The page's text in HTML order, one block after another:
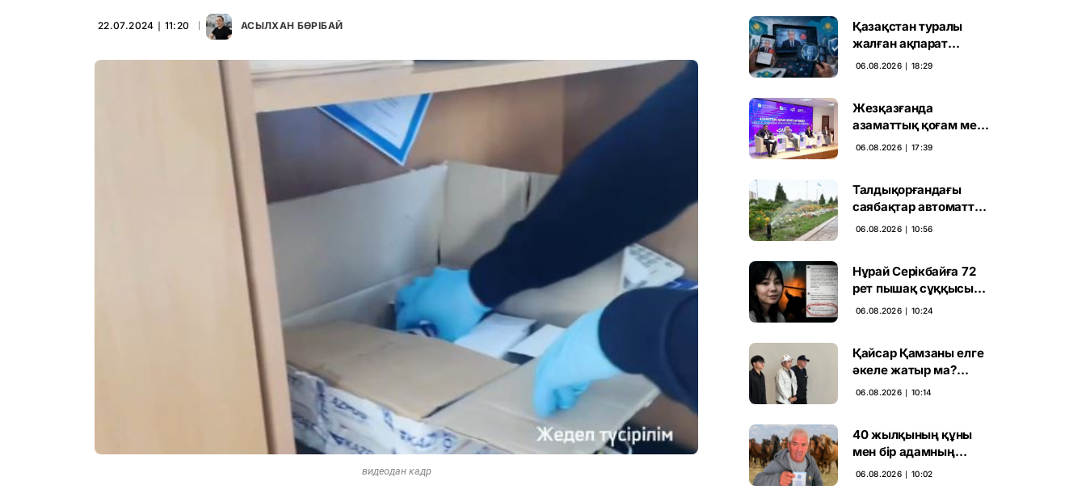
22.07.2024 ∣ 11:20 АСЫЛХАН БӨРІБАЙ
видеодан кадр
Қазақстан туралы
жалған ақпарат
таратқан дипфейктер
06.08.2026 ∣ 18:29
Жезқазғанда
азаматтық қоғам мен
партиялардың
06.08.2026 ∣ 17:39
Талдықорғандағы
саябақтар автоматты
жүйемен суарылады
06.08.2026 ∣ 10:56
Нұрай Серікбайға 72
рет пышақ сұққысы
келгенін жазған адам
06.08.2026 ∣ 10:24
Қайсар Қамзаны елге
әкеле жатыр ма?
Атышулы Блогер
06.08.2026 ∣ 10:14
40 жылқының құны
мен бір адамның
тағдыры: апелляция 7
06.08.2026 ∣ 10:02